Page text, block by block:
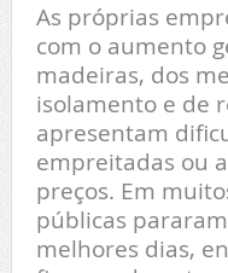
As próprias
com o aumento
madeiras, dos
isolamento e de
apresentam
empreitadas ou
preços. Em
públicas
melhores dias,